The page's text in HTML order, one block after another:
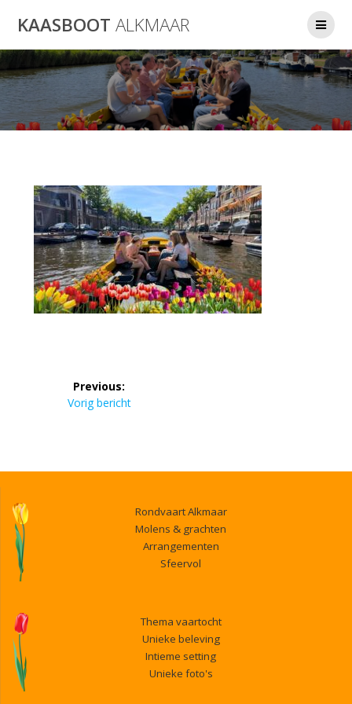
naar
inhoud
KAASBOOT ALKMAAR
Bericht
navigatie
Previous:
Previous
Vorig bericht
Rondvaart Alkmaar
Molens & grachten
Arrangementen
Sfeervol
Thema vaartocht
Unieke beleving
Intieme setting
Unieke foto's